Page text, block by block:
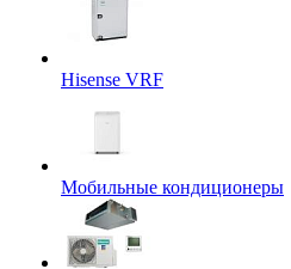
Hisense VRF
Мобильные кондиционеры